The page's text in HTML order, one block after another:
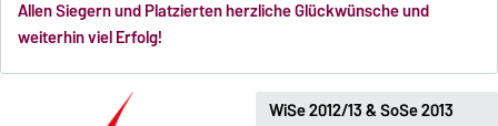
Allen Siegern und Platzierten herzliche Glückwünsche und
weiterhin viel Erfolg!
WiSe 2012/13 & SoSe 2013